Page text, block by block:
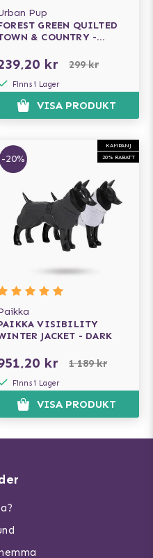
Pup
GREEN QUILTED
& COUNTRY -
kr 299 kr
Finns i Lager
VISA PRODUKT
KAMPANJ
20% RABATT
-20%
VISIBILITY
JACKET - DARK
kr 1 189 kr
Finns i Lager
VISA PRODUKT